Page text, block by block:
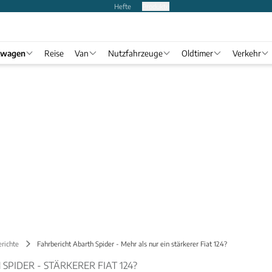
Hefte
Reise Van Nutzfahrzeuge Oldtimer Verkehr
Fahrbericht Abarth Spider - Mehr als nur ein stärkerer Fiat 124?
- STÄRKERER FIAT 124?